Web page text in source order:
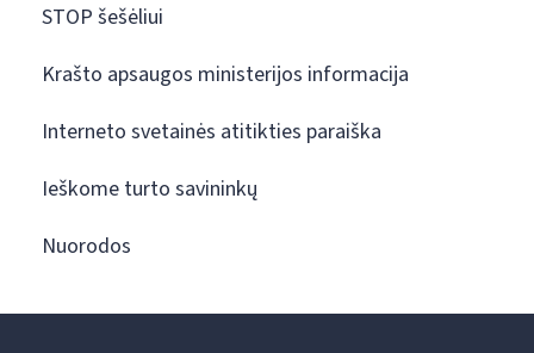
STOP šešėliui
Krašto apsaugos ministerijos informacija
Interneto svetainės atitikties paraiška
Ieškome turto savininkų
Nuorodos